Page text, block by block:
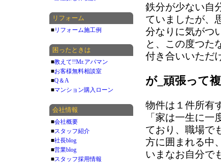
鉄分が少ない自
ていましたが、
分なりに気がつ
と、この度つた
付き合いいただ
が_頑張って
物件は１件所有
「家は一生に
ており、職場で
方に囲まれる中
いまなお自分で
リフォーム
■リフォーム施工例
困ったときは
■教えて!!Mr.アパマン
■お客様無料相談室
■Q＆A
■マンション購入ローン
会社情報
■会社概要
■スタッフ紹介
■社長blog
■営業blog
■スタッフ採用情報